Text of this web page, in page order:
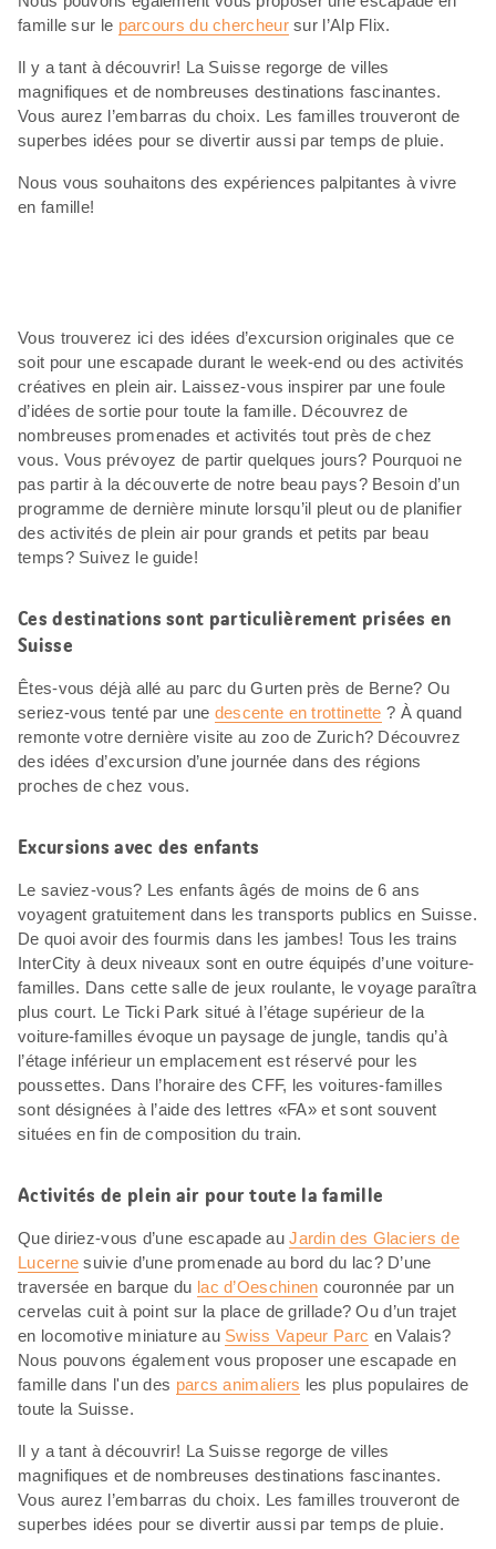
famille sur le parcours du chercheursur l’Alp Flix.
Il y a tant à découvrir! La Suisse regorge de villes
magnifiques et de nombreuses destinations fascinantes.
Vous aurez l’embarras du choix. Les familles trouveront de
superbes idées pour se divertir aussi par temps de pluie.
Nous vous souhaitons des expériences palpitantes à vivre
en famille!
Vous trouverez ici des idées d’excursion originales que ce
soit pour une escapade durant le week-end ou des activités
créatives en plein air. Laissez-vous inspirer par une foule
d’idées de sortie pour toute la famille. Découvrez de
nombreuses promenades et activités tout près de chez
vous. Vous prévoyez de partir quelques jours? Pourquoi ne
pas partir à la découverte de notre beau pays? Besoin d’un
programme de dernière minute lorsqu’il pleut ou de planifier
des activités de plein air pour grands et petits par beau
temps? Suivez le guide!
Ces destinations sont particulièrement prisées en
Suisse
Êtes-vous déjà allé au parc du Gurten près de Berne? Ou
seriez-vous tenté par une descente en trottinette ? À quand
remonte votre dernière visite au zoo de Zurich? Découvrez
des idées d’excursion d’une journée dans des régions
proches de chez vous.
Excursions avec des enfants
Le saviez-vous? Les enfants âgés de moins de 6 ans
voyagent gratuitement dans les transports publics en Suisse.
De quoi avoir des fourmis dans les jambes! Tous les trains
InterCity à deux niveaux sont en outre équipés d’une voiture-
familles. Dans cette salle de jeux roulante, le voyage paraîtra
plus court. Le Ticki Park situé à l’étage supérieur de la
voiture-familles évoque un paysage de jungle, tandis qu’à
l’étage inférieur un emplacement est réservé pour les
poussettes. Dans l’horaire des CFF, les voitures-familles
sont désignées à l’aide des lettres «FA» et sont souvent
situées en fin de composition du train.
Activités de plein air pour toute la famille
Que diriez-vous d’une escapade auJardin des Glaciers de
Lucerne suivie d’une promenade au bord du lac? D’une
traversée en barque du lac d’Oeschinen couronnée par un
cervelas cuit à point sur la place de grillade? Ou d’un trajet
en locomotive miniature au Swiss Vapeur Parc en Valais?
Nous pouvons également vous proposer une escapade en
famille dans l'un des parcs animaliers les plus populaires de
toute la Suisse.
Il y a tant à découvrir! La Suisse regorge de villes
magnifiques et de nombreuses destinations fascinantes.
Vous aurez l’embarras du choix. Les familles trouveront de
superbes idées pour se divertir aussi par temps de pluie.